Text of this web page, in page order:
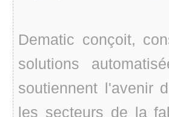
Dematic conçoit,
solutions
soutiennent l'avenir
les secteurs de la